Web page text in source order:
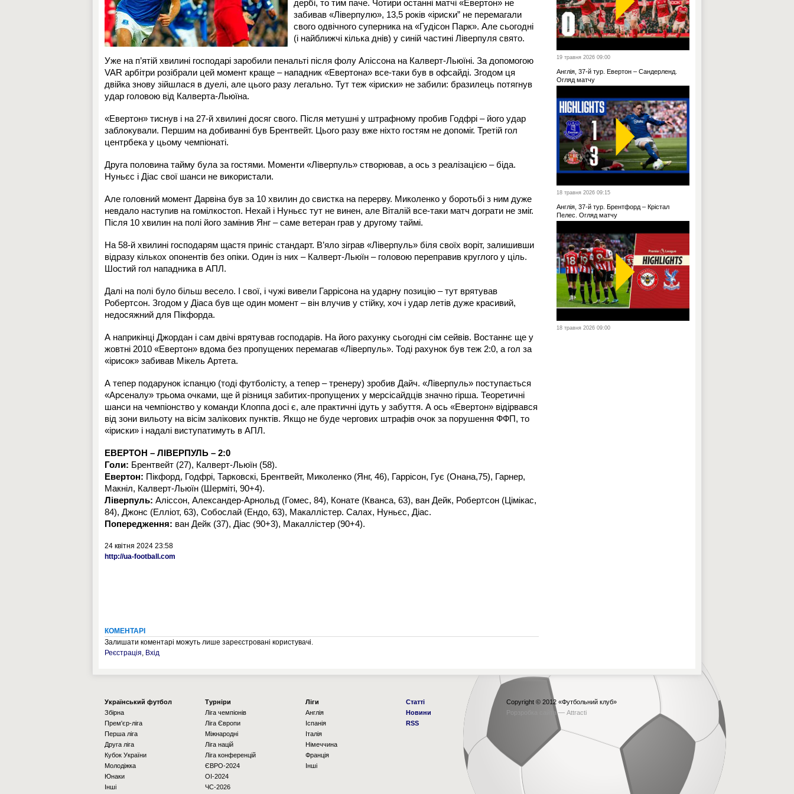
дербі, то тим паче. Чотири останні матчі «Евертон» не
забивав «Ліверпулю», 13,5 років «іриски” не перемагали
свого одвічного суперника на «Гудісон Парк». Але сьогодні
(і найближчі кілька днів) у синій частині Ліверпуля свято.
Уже на п’ятій хвилині господарі заробили пенальті після фолу Аліссона на Калверт-Льюїні. За допомогою
VAR арбітри розібрали цей момент краще – нападник «Евертона» все-таки був в офсайді. Згодом ця
двійка знову зійшлася в дуелі, але цього разу легально. Тут теж «іриски» не забили: бразилець потягнув
удар головою від Калверта-Льюїна.
«Евертон» тиснув і на 27-й хвилині досяг свого. Після метушні у штрафному пробив Годфрі – його удар
заблокували. Першим на добиванні був Брентвейт. Цього разу вже ніхто гостям не допоміг. Третій гол
центрбека у цьому чемпіонаті.
Друга половина тайму була за гостями. Моменти «Ліверпуль» створював, а ось з реалізацією – біда.
Нуньєс і Діас свої шанси не використали.
Але головний момент Дарвіна був за 10 хвилин до свистка на перерву. Миколенко у боротьбі з ним дуже
невдало наступив на гомілкостоп. Нехай і Нуньєс тут не винен, але Віталій все-таки матч дограти не зміг.
Після 10 хвилин на полі його замінив Янг – саме ветеран грав у другому таймі.
На 58-й хвилині господарям щастя приніс стандарт. В’яло зіграв «Ліверпуль» біля своїх воріт, залишивши
відразу кількох опонентів без опіки. Один із них – Калверт-Льюїн – головою переправив круглого у ціль.
Шостий гол нападника в АПЛ.
Далі на полі було більш весело. І свої, і чужі вивели Гаррісона на ударну позицію – тут врятував
Робертсон. Згодом у Діаса був ще один момент – він влучив у стійку, хоч і удар летів дуже красивий,
недосяжний для Пікфорда.
А наприкінці Джордан і сам двічі врятував господарів. На його рахунку сьогодні сім сейвів. Востаннє ще у
жовтні 2010 «Евертон» вдома без пропущених перемагав «Ліверпуль». Тоді рахунок був теж 2:0, а гол за
«ірисок» забивав Мікель Артета.
А тепер подарунок іспанцю (тоді футболісту, а тепер – тренеру) зробив Дайч. «Ліверпуль» поступається
«Арсеналу» трьома очками, ще й різниця забитих-пропущених у мерсісайдців значно гірша. Теоретичні
шанси на чемпіонство у команди Клоппа досі є, але практичні ідуть у забуття. А ось «Евертон» відірвався
від зони вильоту на вісім залікових пунктів. Якщо не буде чергових штрафів очок за порушення ФФП, то
«іриски» і надалі виступатимуть в АПЛ.
ЕВЕРТОН – ЛІВЕРПУЛЬ – 2:0
Голи: Брентвейт (27), Калверт-Льюїн (58).
Евертон: Пікфорд, Годфрі, Тарковскі, Брентвейт, Миколенко (Янг, 46), Гаррісон, Гує (Онана,75), Гарнер,
Макніл, Калверт-Льюїн (Шерміті, 90+4).
Ліверпуль: Аліссон, Александер-Арнольд (Гомес, 84), Конате (Кванса, 63), ван Дейк, Робертсон (Цімікас,
84), Джонс (Елліот, 63), Собослай (Ендо, 63), Макаллістер. Салах, Нуньєс, Діас.
Попередження: ван Дейк (37), Діас (90+3), Макаллістер (90+4).
24 квітня 2024 23:58
http://ua-football.com
КОМЕНТАРІ
Залишати коментарі можуть лише зареєстровані користувачі.
Реєстрація, Вхід
19 травня 2026 09:00
Англія, 37-й тур. Евертон – Сандерленд.
Огляд матчу
18 травня 2026 09:15
Англія, 37-й тур. Брентфорд – Крістал
Пелес. Огляд матчу
18 травня 2026 09:00
Українcький футбол
Збірна
Прем'єр-ліга
Перша ліга
Друга ліга
Кубок України
Молодіжка
Юнаки
Інші
Турніри
Ліга чемпіонів
Ліга Європи
Міжнародні
Ліга націй
Ліга конференцій
ЄВРО-2024
OI-2024
ЧС-2026
Ліги
Англія
Іспанія
Італія
Німеччина
Франція
Інші
Статті
Новини
RSS
Copyright © 2012 «Футбольний клуб»
Рорзробка сайта — Attracti